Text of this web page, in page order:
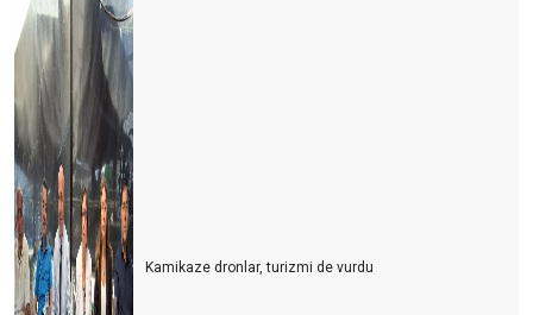
TURİZMİ ‘Z’ KUŞAĞINA DEVRETMELİYİZ
5 ay sonra 2019 yılı seviyesindeyiz
SUÇ KİMİN?
TÜRKİYE RESMİ OLARAK DÜNYA 4. CÜSÜ
‘COMEBACK ALMANYA’
Turizm çalışanlarının koşulları cazip hale getirilmeli
Paket turda en büyük maliyeti ulaşım ve konaklama oluşturuyor
Kamikaze dronlar, turizmi de vurdu